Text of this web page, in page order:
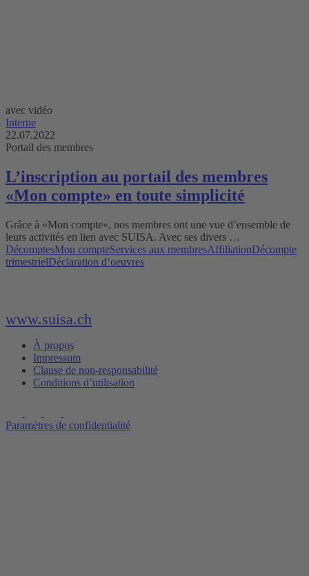
avec vidéo
Interne
22.07.2022
Portail des membres
L’inscription au portail des membres
«Mon compte» en toute simplicité
Grâce à «Mon compte», nos membres ont une vue d’ensemble de
leurs activités en lien avec SUISA. Avec ses divers …
DécomptesMon compteServices aux membresAffiliationDécompte
trimestrielDéclaration d‘oeuvres
www.suisa.ch
À propos
Impressum
Clause de non-responsabilité
Conditions d’utilisation
Paramètres de confidentialité